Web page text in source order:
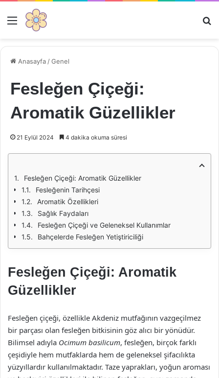
Menü
Anasayfa /Genel
Fesleğen Çiçeği:
Aromatik Güzellikler
21 Eylül 2024 4 dakika okuma süresi
Fesleğen Çiçeği: Aromatik Güzellikler
Fesleğenin Tarihçesi
Aromatik Özellikleri
Sağlık Faydaları
Fesleğen Çiçeği ve Geleneksel Kullanımlar
Bahçelerde Fesleğen Yetiştiriciliği
Fesleğen Çiçeği: Aromatik
Güzellikler
Fesleğen çiçeği, özellikle Akdeniz mutfağının vazgeçilmez
bir parçası olan fesleğen bitkisinin göz alıcı bir yönüdür.
Bilimsel adıyla Ocimum basilicum, fesleğen, birçok farklı
çeşidiyle hem mutfaklarda hem de geleneksel şifacılıkta
yüzyıllardır kullanılmaktadır. Taze yaprakları, yoğun aroması